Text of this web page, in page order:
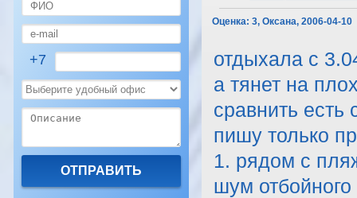
+7
Оценка: 3, Оксана, 2006-04-10
отдыхала с
а тянет на
сравнить есть
пишу только
1. рядом с
шум